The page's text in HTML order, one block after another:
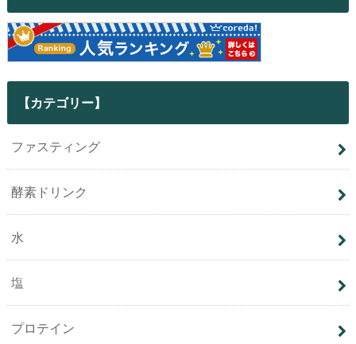
【カテゴリー】
ファスティング
酵素ドリンク
水
塩
プロテイン